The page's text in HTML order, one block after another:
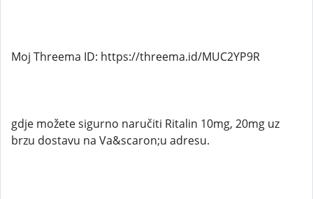
Moj Threema ID: https://threema.id/MUC2YP9R
gdje možete sigurno naručiti Ritalin 10mg, 20mg uz
brzu dostavu na Va&scaron;u adresu.